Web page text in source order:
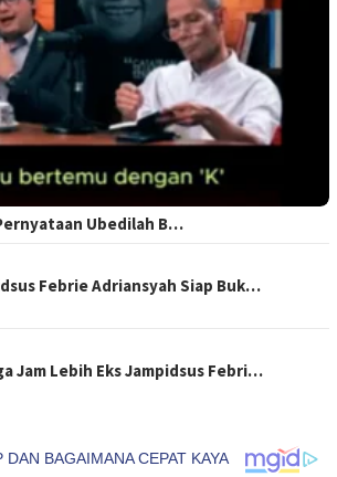
Ubedilah B…
Febrie Adriansyah Siap Buk…
Jam Lebih Eks Jampidsus Febri…